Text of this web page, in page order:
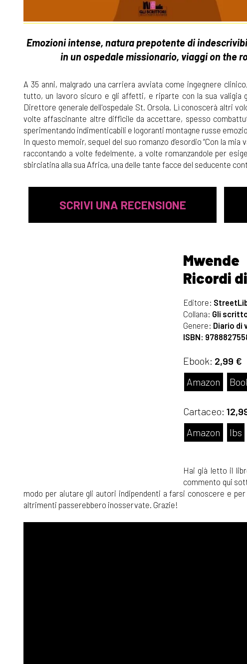
Emozioni intense, natura prepotente di
in un ospedale missionario, viaggi on the
A 35 anni, malgrado una carriera avviata come ingegnere
tutto, un lavoro sicuro e gli affetti, e riparte con la sua valigia
Direttore generale dell'ospedale St. Orsola. Lì conoscerà altri
volte affascinante altre difficile da accettare, spesso
sperimentando indimenticabili e logoranti montagne russe
In questo memoir, sequel del suo romanzo d’esordio “Con la
raccontando a volte fedelmente, a volte romanzandole per
sbirciatina alla sua Africa, una delle tante facce del seducente
SCRIVI UNA RECENSIONE
Mwende
Ricordi
Editore:
Collana: Gli
Genere: Diario di
ISBN:
Ebook: 2,99 €
Amazon
Cartaceo:
Amazon
Ibs
Hai già letto il
commento qui
modo per aiutare gli autori indipendenti a farsi conoscere e
altrimenti passerebbero inosservate. Grazie!